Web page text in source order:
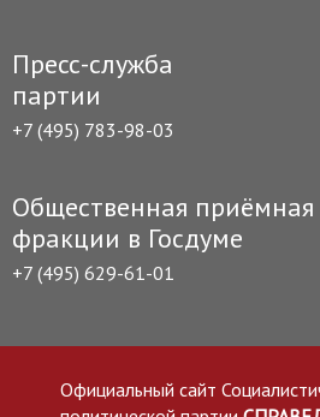
Пресс-служба
партии
+7 (495) 783-98-03
Общественная приёмная
фракции в Госдуме
+7 (495) 629-61-01
Официальный сайт